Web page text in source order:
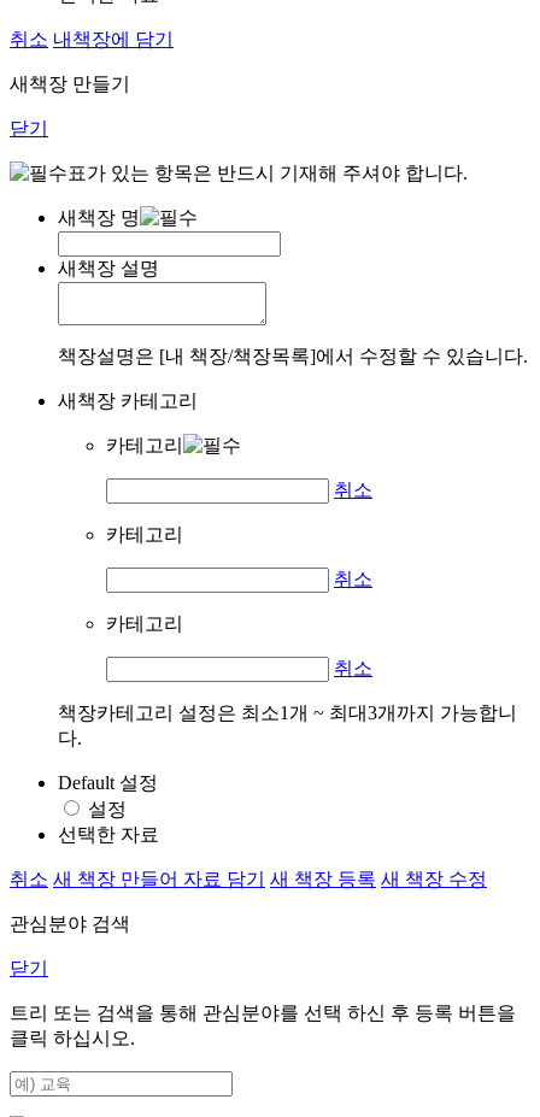
취소 내책장에 담기
새책장 만들기
닫기
표가 있는 항목은 반드시 기재해 주셔야 합니다.
새책장 명
새책장 설명
책장설명은 [내 책장/책장목록]에서 수정할 수 있습니다.
새책장 카테고리
카테고리
취소
카테고리
취소
카테고리
취소
책장카테고리 설정은 최소1개 ~ 최대3개까지 가능합니
다.
Default 설정
설정
선택한 자료
취소 새 책장 만들어 자료 담기 새 책장 등록 새 책장 수정
관심분야 검색
닫기
트리 또는 검색을 통해 관심분야를 선택 하신 후 등록 버튼을
클릭 하십시오.